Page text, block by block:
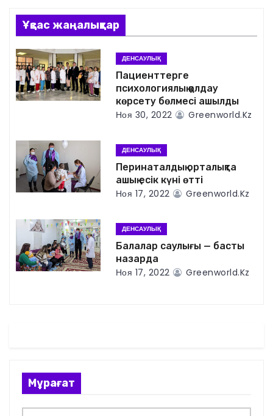
и
г
а
ц
я
п
з
а
п
м
Ұқсас жаңалықтар
ДЕНСАУЛЫҚ
Пациенттерге
психологиялық қолдау
көрсету бөлмесі ашылды
Ноя 30, 2022 Greenworld.kz
ДЕНСАУЛЫҚ
Перинаталдық орталықта
ашық есік күні өтті
Ноя 17, 2022 Greenworld.kz
ДЕНСАУЛЫҚ
Балалар саулығы — басты
назарда
Ноя 17, 2022 Greenworld.kz
Мұрағат